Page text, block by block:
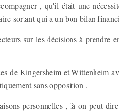
, qu'il était une
sortant qui a un bon bilan
sur les décisions à prendre
de Kingersheim et Wittenheim
sans opposition .
personnelles , là on peut